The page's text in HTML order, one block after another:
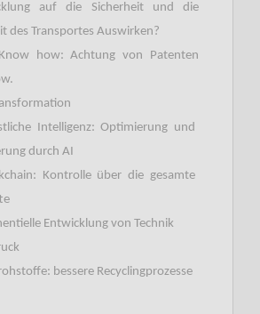
auf die Sicherheit und die
des Transportes Auswirken?
how: Achtung von Patenten
Intelligenz: Optimierung und
durch AI
Kontrolle über die gesamte
Entwicklung von Technik
bessere Recyclingprozesse